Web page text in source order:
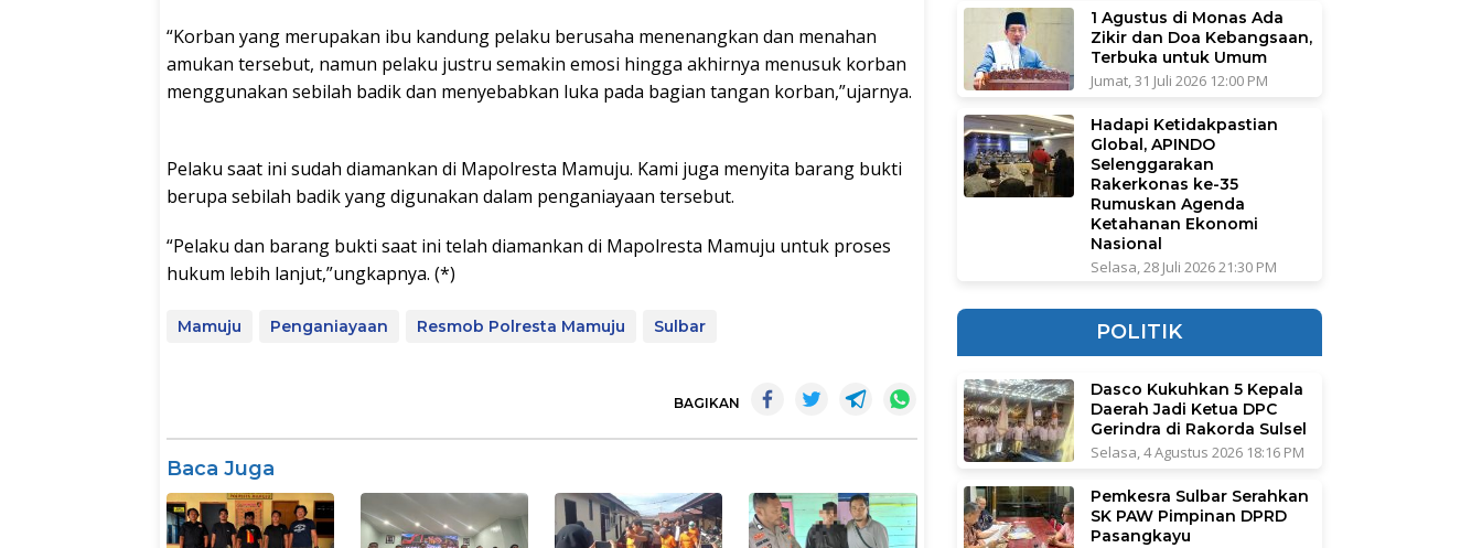
“Korban yang merupakan ibu kandung pelaku berusaha menenangkan dan menahan
amukan tersebut, namun pelaku justru semakin emosi hingga akhirnya menusuk korban
menggunakan sebilah badik dan menyebabkan luka pada bagian tangan korban,”ujarnya.
Pelaku saat ini sudah diamankan di Mapolresta Mamuju. Kami juga menyita barang bukti
berupa sebilah badik yang digunakan dalam penganiayaan tersebut.
“Pelaku dan barang bukti saat ini telah diamankan di Mapolresta Mamuju untuk proses
hukum lebih lanjut,”ungkapnya. (*)
Mamuju Penganiayaan Resmob Polresta Mamuju Sulbar
BAGIKAN
Baca Juga
1 Agustus di Monas Ada
Zikir dan Doa Kebangsaan,
Terbuka untuk Umum
Jumat, 31 Juli 2026 12:00 PM
Hadapi Ketidakpastian
Global, APINDO
Selenggarakan
Rakerkonas ke-35
Rumuskan Agenda
Ketahanan Ekonomi
Nasional
Selasa, 28 Juli 2026 21:30 PM
POLITIK
Dasco Kukuhkan 5 Kepala
Daerah Jadi Ketua DPC
Gerindra di Rakorda Sulsel
Selasa, 4 Agustus 2026 18:16 PM
Pemkesra Sulbar Serahkan
SK PAW Pimpinan DPRD
Pasangkayu